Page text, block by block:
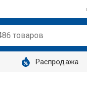
Распродажа